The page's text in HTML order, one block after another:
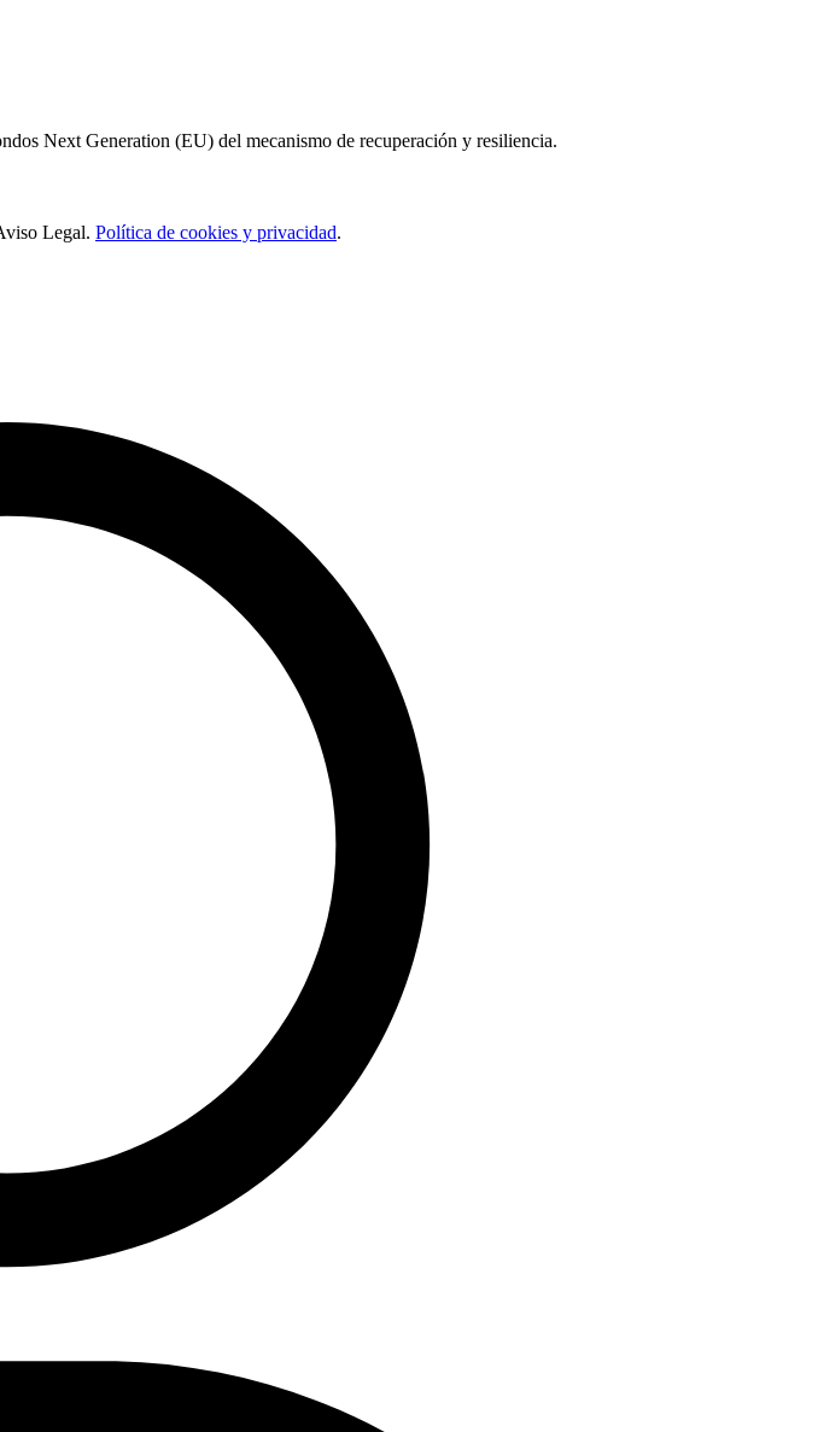
Next Generation (EU) del mecanismo de recuperación y resiliencia.
Legal. Política de cookies y privacidad.